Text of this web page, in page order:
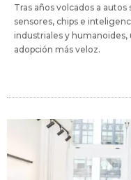
Tras años volcados a
sensores, chips e
industriales y
adopción más veloz.